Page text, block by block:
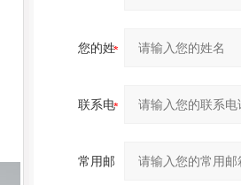
您的姓
联系电
常用邮